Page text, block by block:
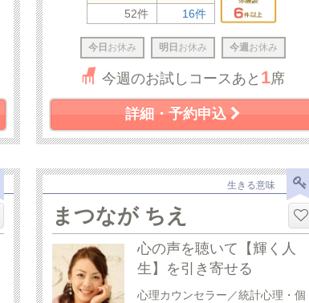
52件 16件
今日 お休み 明日 お休み 今週 お休み
今週のお試しコースあと 1席
詳細・予約申込
生きる意味
まつなが ちえ
心の声を聴いて【輝く人
生】を引き寄せる
心理カウンセラー／統計心理・個